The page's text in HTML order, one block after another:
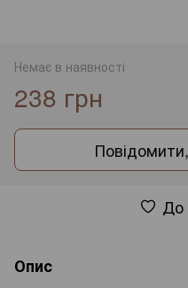
Немає в наявності
238 грн
До
Опис